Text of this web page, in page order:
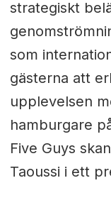
strategiskt
som
gästerna att
upplevelsen
hamburgare
Five Guys
Taoussi i ett